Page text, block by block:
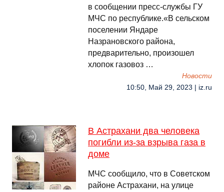
в сообщении пресс-службы ГУ
МЧС по республике.«В сельском
поселении Яндаре
Назрановского района,
предварительно, произошел
хлопок газовоз …
Новости
10:50, Май 29, 2023 | iz.ru
В Астрахани два человека
погибли из-за взрыва газа в
доме
МЧС сообщило, что в Советском
районе Астрахани, на улице